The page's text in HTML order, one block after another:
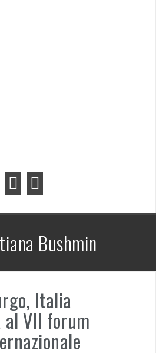
Bushmin
Italia
VII forum